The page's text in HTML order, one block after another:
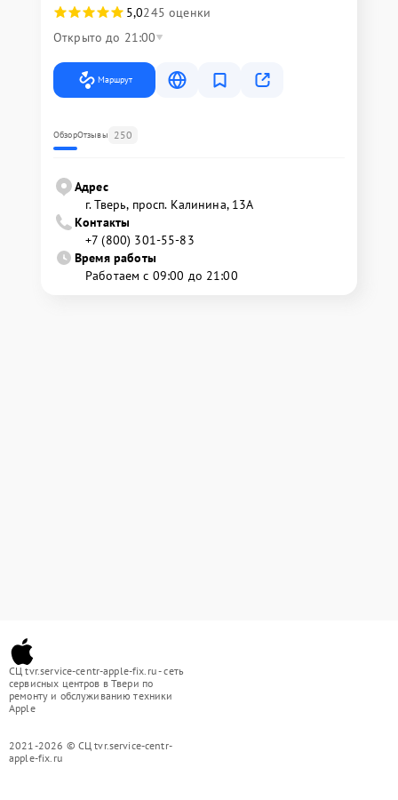
5,0245 оценки
Открыто до 21:00
Маршрут
ОбзорОтзывы 250
Адрес
г. Тверь, просп. Калинина, 13А
Контакты
+7 (800) 301-55-83
Время работы
Работаем с 09:00 до 21:00
СЦ tvr.service-centr-apple-fix.ru - сеть
сервисных центров в Твери по
ремонту и обслуживанию техники
Apple
2021-2026 © СЦ tvr.service-centr-
apple-fix.ru